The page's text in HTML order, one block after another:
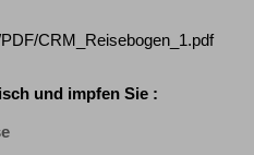
CRM_Reisebogen_1.pdf
und impfen Sie :